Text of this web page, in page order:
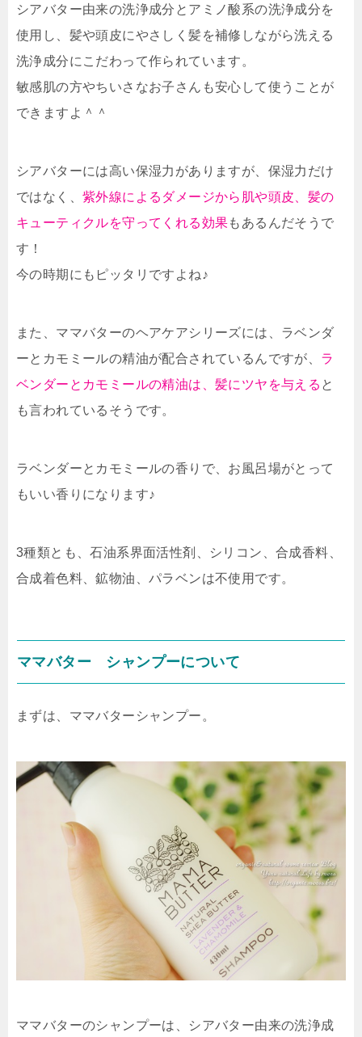
シアバター由来の洗浄成分とアミノ酸系の洗浄成分を
使用 し、髪や頭皮にやさしく髪を補修しながら洗える
洗浄成分にこだわって作られています。
敏感肌の方やちいさなお子さんも安心して使うことが
できますよ＾＾
シアバターには高い保湿力がありますが、保湿力だけ
ではなく、 紫外線によるダメージから肌や頭皮、髪の
キューティクルを守ってくれる効果もあるんだそうで
す！
今の時期にもピッタリですよね♪
また、ママバターのヘアケアシリーズには、ラベンダ
ーとカモミールの精油が配合されているんですが、 ラ
ベンダーとカモミールの精油は、髪にツヤを与える と
も言われているそうです。
ラベンダーとカモミールの香りで、お風呂場がとって
もいい香りになります♪
3種類とも、石油系界面活性剤、シリコン、合成香料、
合成着色料、鉱物油、パラベンは不使用 です。
ママバター シャンプーについて
まずは、ママバターシャンプー。
ママバターのシャンプーは、シアバター由来の洗浄成